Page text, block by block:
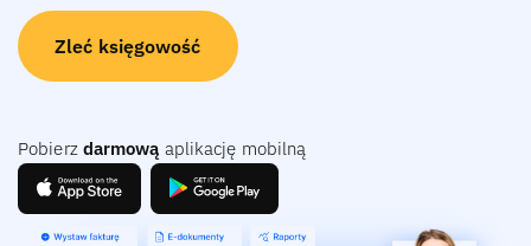
Zleć księgowość
Pobierz darmową aplikację mobilną